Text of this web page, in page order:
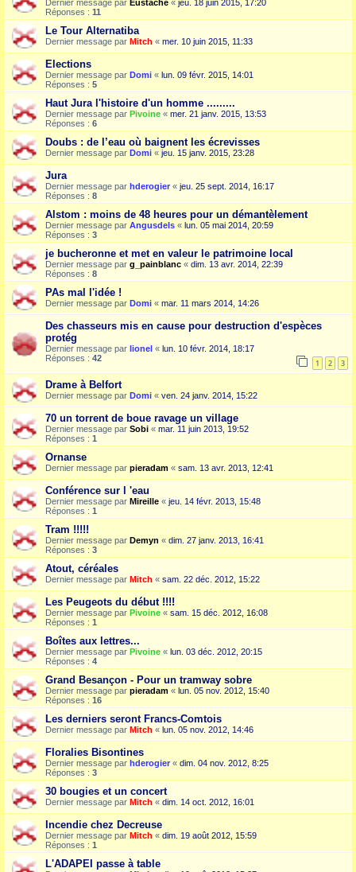
Dernier message par Eustache « jeu. 18 juin 2015, 17:20
Réponses : 11
Le Tour Alternatiba
Dernier message par Mitch « mer. 10 juin 2015, 11:33
Elections
Dernier message par Domi « lun. 09 févr. 2015, 14:01
Réponses : 5
Haut Jura l'histoire d'un homme .........
Dernier message par Pivoine « mer. 21 janv. 2015, 13:53
Réponses : 6
Doubs : de l’eau où baignent les écrevisses
Dernier message par Domi « jeu. 15 janv. 2015, 23:28
Jura
Dernier message par hderogier « jeu. 25 sept. 2014, 16:17
Réponses : 8
Alstom : moins de 48 heures pour un démantèlement
Dernier message par Angusdels « lun. 05 mai 2014, 20:59
Réponses : 3
je bucheronne et met en valeur le patrimoine local
Dernier message par g_painblanc « dim. 13 avr. 2014, 22:39
Réponses : 8
PAs mal l'idée !
Dernier message par Domi « mar. 11 mars 2014, 14:26
Des chasseurs mis en cause pour destruction d'espèces
protég
Dernier message par lionel « lun. 10 févr. 2014, 18:17
Réponses : 42 1 2 3
Drame à Belfort
Dernier message par Domi « ven. 24 janv. 2014, 15:22
70 un torrent de boue ravage un village
Dernier message par Sobi « mar. 11 juin 2013, 19:52
Réponses : 1
Ornanse
Dernier message par pieradam « sam. 13 avr. 2013, 12:41
Conférence sur l 'eau
Dernier message par Mireille « jeu. 14 févr. 2013, 15:48
Réponses : 1
Tram !!!!!
Dernier message par Demyn « dim. 27 janv. 2013, 16:41
Réponses : 3
Atout, céréales
Dernier message par Mitch « sam. 22 déc. 2012, 15:22
Les Peugeots du début !!!!
Dernier message par Pivoine « sam. 15 déc. 2012, 16:08
Réponses : 1
Boîtes aux lettres...
Dernier message par Pivoine « lun. 03 déc. 2012, 20:15
Réponses : 4
Grand Besançon - Pour un tramway sobre
Dernier message par pieradam « lun. 05 nov. 2012, 15:40
Réponses : 16
Les derniers seront Francs-Comtois
Dernier message par Mitch « lun. 05 nov. 2012, 14:46
Floralies Bisontines
Dernier message par hderogier « dim. 04 nov. 2012, 8:25
Réponses : 3
30 bougies et un concert
Dernier message par Mitch « dim. 14 oct. 2012, 16:01
Incendie chez Decreuse
Dernier message par Mitch « dim. 19 août 2012, 15:59
Réponses : 1
L'ADAPEI passe à table